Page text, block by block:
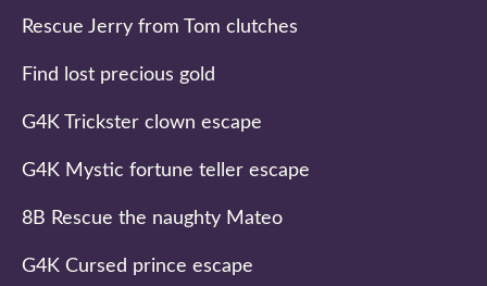
Rescue Jerry from Tom clutches
Find lost precious gold
G4K Trickster clown escape
G4K Mystic fortune teller escape
8B Rescue the naughty Mateo
G4K Cursed prince escape